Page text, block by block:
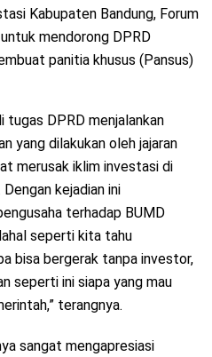
Kabupaten Bandung, Forum
mendorong DPRD
panitia khusus (Pansus)
tugas DPRD menjalankan
yang dilakukan oleh jajaran
merusak iklim investasi di
kejadian ini
terhadap BUMD
seperti kita tahu
bisa bergerak tanpa investor,
seperti ini siapa yang mau
terangnya.
sangat mengapresiasi